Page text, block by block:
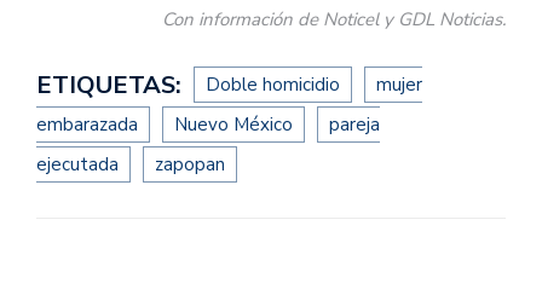
Con información de Noticel y GDL Noticias.
ETIQUETAS: Doble homicidio
mujer
embarazada
Nuevo México
pareja
ejecutada
zapopan